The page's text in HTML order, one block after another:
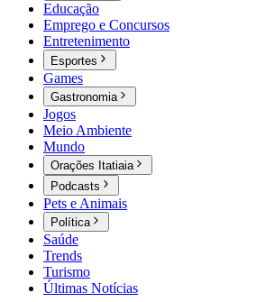
Educação
Emprego e Concursos
Entretenimento
Esportes
Games
Gastronomia
Jogos
Meio Ambiente
Mundo
Orações Itatiaia
Podcasts
Pets e Animais
Política
Saúde
Trends
Turismo
Últimas Notícias